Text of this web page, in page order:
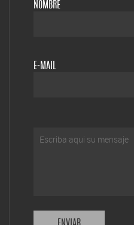
NOMBRE
E-MAIL